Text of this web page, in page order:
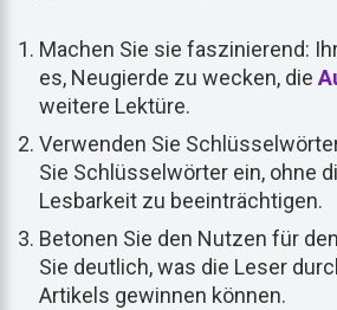
Machen Sie sie faszinierend:
es, Neugierde zu wecken, die
weitere Lektüre.
Verwenden Sie
Sie Schlüsselwörter ein, ohne
Lesbarkeit zu beeinträchtigen.
Betonen Sie den Nutzen für
Sie deutlich, was die Leser
Artikels gewinnen können.